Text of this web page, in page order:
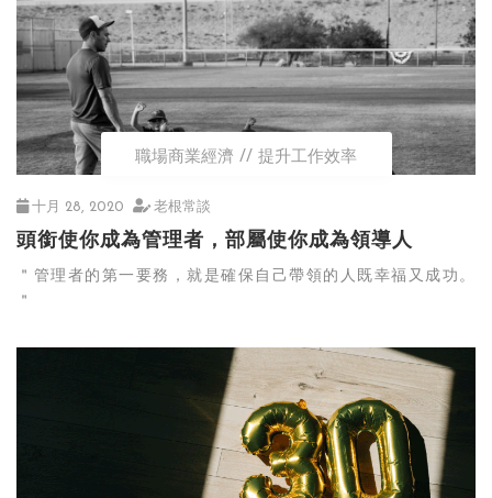
職場商業經濟 提升工作效率
十月 28, 2020 老根常談
頭銜使你成為管理者，部屬使你成為領導人
＂管理者的第一要務，就是確保自己帶領的人既幸福又成功。
＂